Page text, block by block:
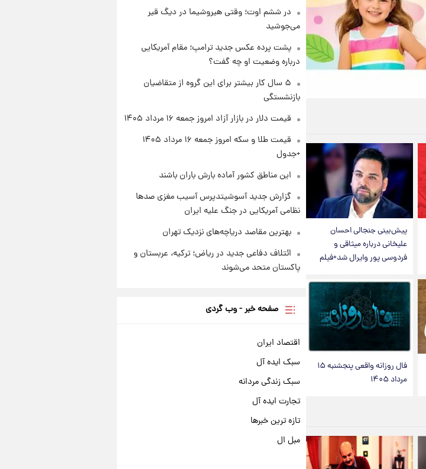
پیش‌بینی جنجالی احسان
علیخانی درباره میثاقی و
فردوسی پور وایرال شد+فیلم
فال روزانه واقعی پنجشنبه ۱۵
مرداد ۱۴۰۵
در ششم اوت؛ وقتی هیروشیما در دیگ قیر
می‌جوشید
پشت پرده عکس جدید ترامپ؛ مقام آمریکایی
درباره وضعیت او چه گفت؟
۵ سال کار بیشتر برای این گروه از متقاضیان
بازنشستگی
قیمت دلار در بازار آزاد امروز جمعه ۱۶ مرداد ۱۴۰۵
قیمت طلا و سکه امروز جمعه ۱۶ مرداد ۱۴۰۵
+جدول
این مناطق کشور آماده بارش باران باشند
گزارش جدید آسوشیتدپرس آسیب مغزی صدها
نظامی آمریکایی در جنگ علیه ایران
بهترین مقاصد دریاچه‌های نزدیک تهران
ائتلاف دفاعی جدید در ریاض؛ ترکیه، عربستان و
پاکستان متحد می‌شوند
صفحه خبر - وب گردی
اقتصاد ایران
سبک ایده آل
سبک زندگی مردانه
تجارت ایده آل
تازه ترین خبرها
مبل ال